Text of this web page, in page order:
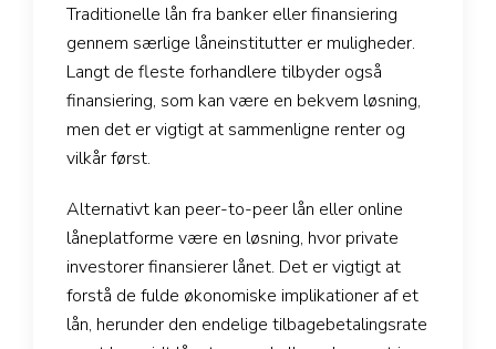
Traditionelle lån fra banker eller finansiering
gennem særlige låneinstitutter er muligheder.
Langt de fleste forhandlere tilbyder også
finansiering, som kan være en bekvem løsning,
men det er vigtigt at sammenligne renter og
vilkår først.
Alternativt kan peer-to-peer lån eller online
låneplatforme være en løsning, hvor private
investorer finansierer lånet. Det er vigtigt at
forstå de fulde økonomiske implikationer af et
lån, herunder den endelige tilbagebetalingsrate